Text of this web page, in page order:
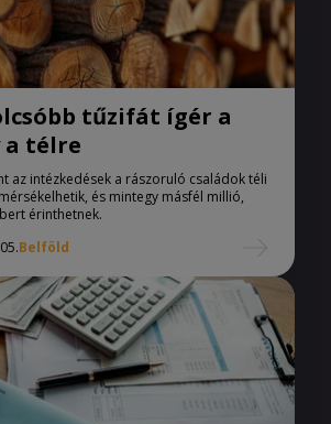
tűzifát ígér a
a télre
az intézkedések a rászoruló családok téli
és mintegy másfél millió,
érinthetnek.
Belföld